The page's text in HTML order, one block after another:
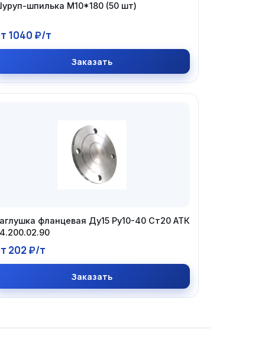
шпилька М10*180 (50 шт)
1040 ₽/т
Заказать
фланцевая Ду15 Ру10-40 Ст20 АТК
202 ₽/т
Заказать